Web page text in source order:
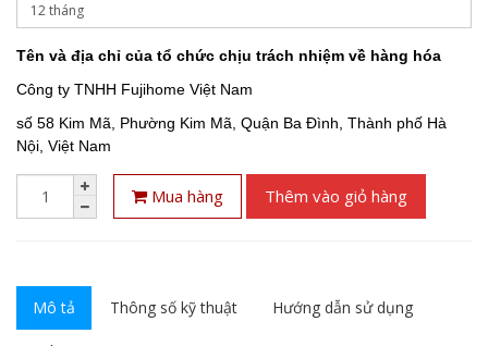
Tên và địa chỉ của tổ chức chịu trách nhiệm về hàng hóa
Công ty TNHH Fujihome Việt Nam
số 58 Kim Mã, Phường Kim Mã, Quận Ba Đình, Thành phố Hà
Nội, Việt Nam
Mua hàng Thêm vào giỏ hàng
Mô tả Thông số kỹ thuật Hướng dẫn sử dụng